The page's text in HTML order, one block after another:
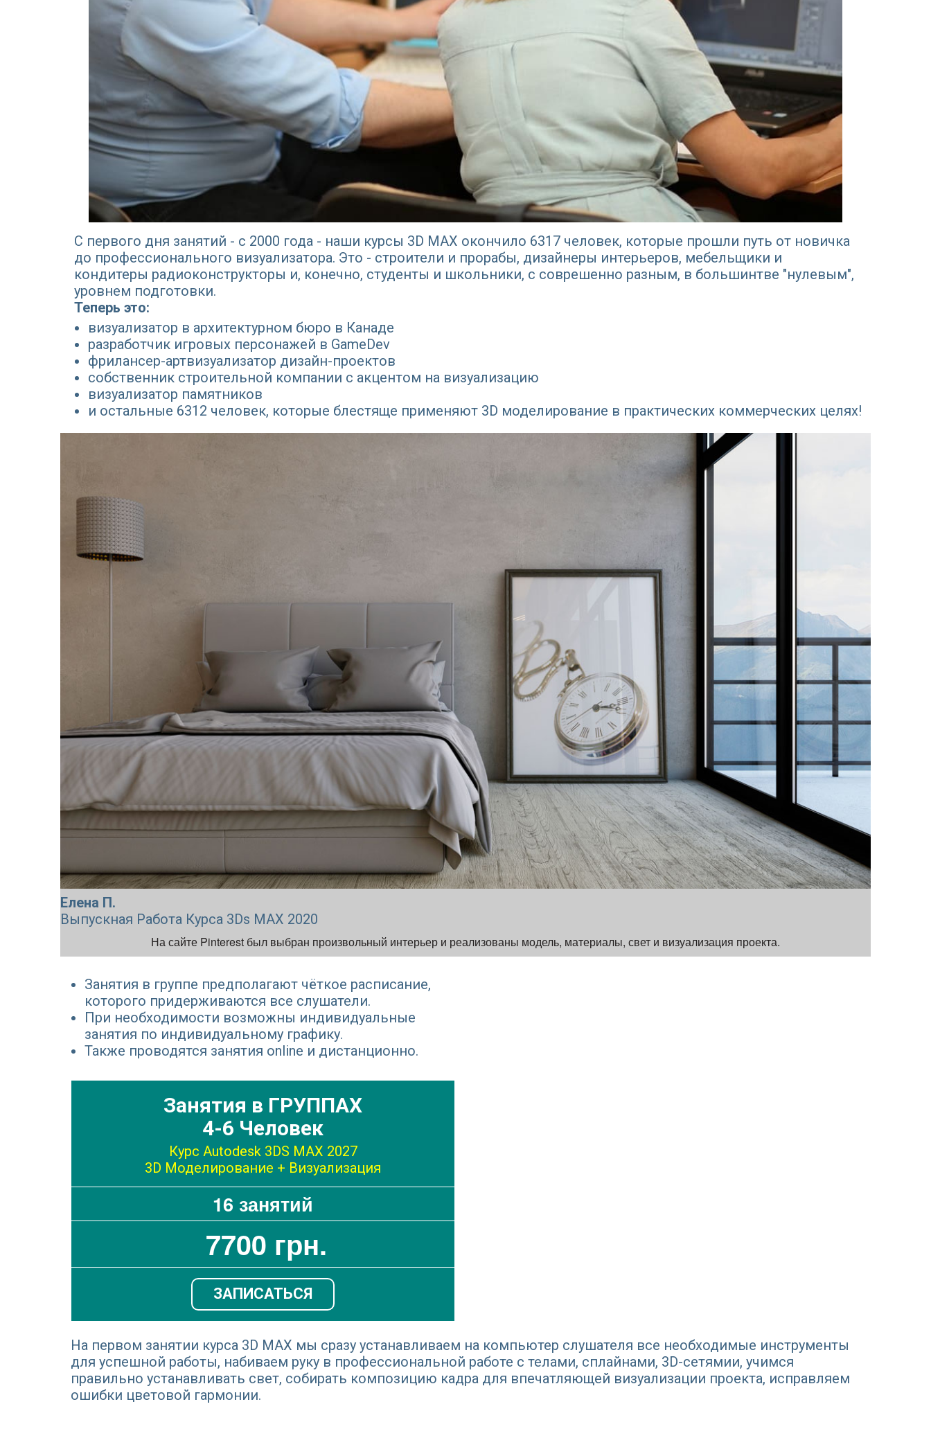
С первого дня занятий - с 2000 года - наши курсы 3D MAX окончило 6317 человек, которые прошли путь от новичка
до профессионального визуализатора. Это - строители и прорабы, дизайнеры интерьеров, мебельщики и
кондитеры радиоконструкторы и, конечно, студенты и школьники, с соврешенно разным, в большинтве "нулевым",
уровнем подготовки.
Теперь это:
визуализатор в архитектурном бюро в Канаде
разработчик игровых персонажей в GameDev
фрилансер-артвизуализатор дизайн-проектов
собственник строительной компании с акцентом на визуализацию
визуализатор памятников
и остальные 6312 человек, которые блестяще применяют 3D моделирование в практических коммерческих целях!
Елена П.
Выпускная Работа Курса 3Ds MAX 2020
На сайте Pinterest был выбран произвольный интерьер и реализованы модель, материалы, свет и визуализация проекта.
Занятия в группе предполагают чёткое расписание,
которого придерживаются все слушатели.
При необходимости возможны индивидуальные
занятия по индивидуальному графику.
Также проводятся занятия online и дистанционно.
Занятия в ГРУППАХ
4-6 Человек
Курс Autodesk 3DS MAX 2027
3D Моделирование + Визуализация
16 занятий
7700 грн.
ЗАПИСАТЬСЯ
На первом занятии курса 3D MAX мы сразу устанавливаем на компьютер слушателя все необходимые инструменты
для успешной работы, набиваем руку в профессиональной работе с телами, сплайнами, 3D-сетямии, учимся
правильно устанавливать свет, собирать композицию кадра для впечатляющей визуализации проекта, исправляем
ошибки цветовой гармонии.